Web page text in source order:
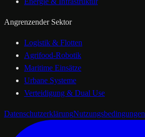
Angrenzender Sektor
Logistik & Flotten
Agrifood-Robotik
Maritime Einsätze
Urbane Systeme
Verteidigung & Dual Use
DatenschutzerklärungNutzungsbedingungen